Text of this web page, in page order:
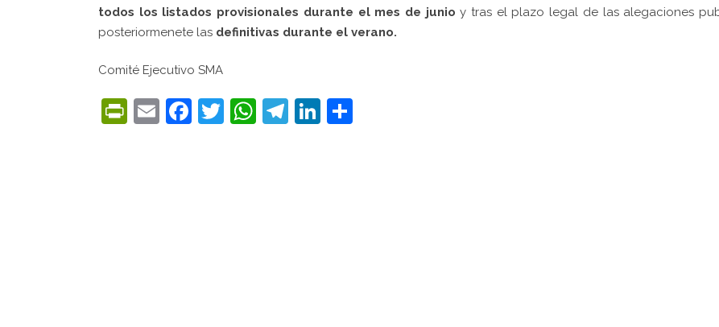
todos los listados provisionales durante el mes de junio y tras el plazo legal de las alegaciones
posteriormenete las definitivas durante el verano.
Comité Ejecutivo SMA
PrintFriendly
EmailFacebook
Twitter
WhatsApp
Telegram
LinkedIn